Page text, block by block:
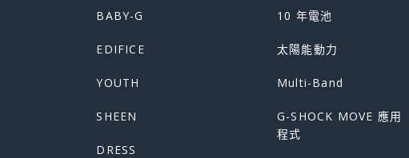
BABY-G
EDIFICE
YOUTH
SHEEN
DRESS
10 年電池
太陽能動力
Multi-Band
G-SHOCK MOVE 應用
程式